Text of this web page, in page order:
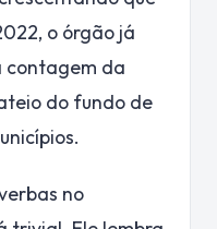
o órgão já
contagem da
do fundo de
no